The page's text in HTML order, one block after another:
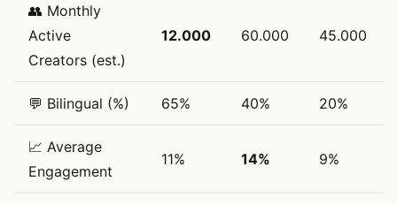
👥 Monthly
Active
Creators (est.)
12.000 60.000 45.000
💬 Bilingual (%) 65% 40% 20%
📈 Average
Engagement
11% 14% 9%